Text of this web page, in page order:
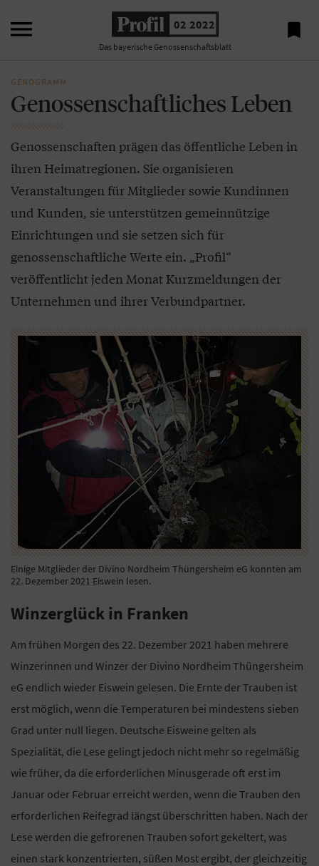
 02 2022
Das bayerische Genossenschaftsblatt

GENOGRAMM
Genossenschaftliches Leben
Genossenschaften prägen das öffentliche Leben in
ihren Heimatregionen. Sie organisieren
Veranstaltungen für Mitglieder sowie Kundinnen
und Kunden, sie unterstützen gemeinnützige
Einrichtungen und sie setzen sich für
genossenschaftliche Werte ein. „Profil“
veröffentlicht jeden Monat Kurzmeldungen der
Unternehmen und ihrer Verbundpartner.
Einige Mitglieder der Divino Nordheim Thüngersheim eG konnten am
22. Dezember 2021 Eiswein lesen.
Winzerglück in Franken
Am frühen Morgen des 22. Dezember 2021 haben mehrere
Winzerinnen und Winzer der Divino Nordheim Thüngersheim
eG endlich wieder Eiswein gelesen. Die Ernte der Trauben ist
erst möglich, wenn die Temperaturen bei mindestens sieben
Grad unter null liegen. Deutsche Eisweine gelten als
Spezialität, die Lese gelingt jedoch nicht mehr so regelmäßig
wie früher, da die erforderlichen Minusgerade oft erst im
Januar oder Februar erreicht werden, wenn die Trauben den
erforderlichen Reifegrad längst überschritten haben. Nach der
Lese werden die gefrorenen Trauben sofort gekeltert, was
einen stark konzentrierten, süßen Most ergibt, der gleichzeitig